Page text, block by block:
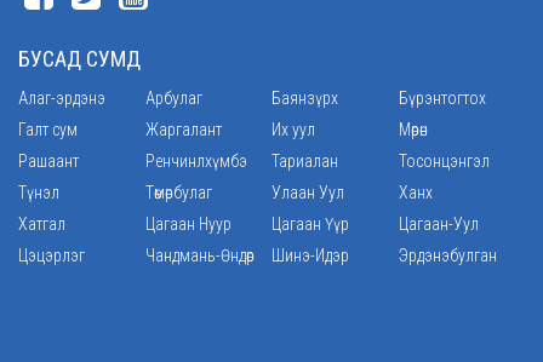
БУСАД СУМД
Алаг-эрдэнэ Арбулаг Баянзүрх
Бүрэнтогтох
Галт сум
Жаргалант Их уул
Мөрөн
Рашаант
Ренчинлхүмбэ Тариалан
Тосонцэнгэл
Түнэл
Төмөрбулаг Улаан Уул
Ханх
Хатгал
Цагаан Нуур Цагаан Үүр
Цагаан-Уул
Цэцэрлэг
Чандмань-Өндөр Шинэ-Идэр Эрдэнэбулган